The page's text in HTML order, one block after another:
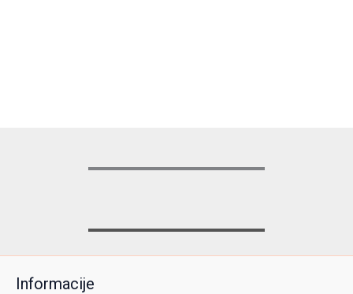
Informacije